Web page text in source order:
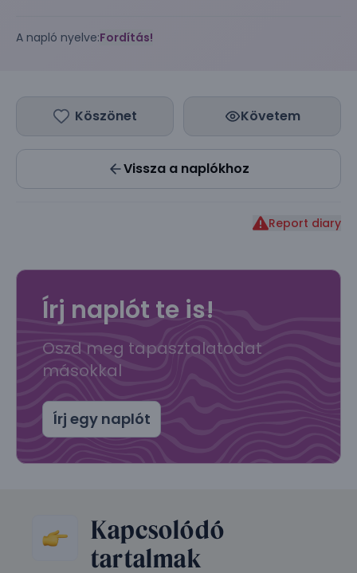
A napló nyelve:Fordítás!
Köszönet Követem
Vissza a naplókhoz
Report diary
Írj naplót te is!
Oszd meg tapasztalatodat
másokkal
Írj egy naplót
Kapcsolódó
tartalmak